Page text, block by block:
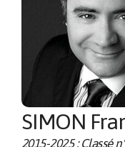
SIMON
2015-2025 : Classé